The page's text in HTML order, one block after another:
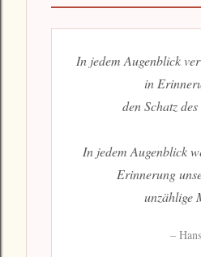
In jedem Augenblick
in
den Schatz
In jedem Augenblick
Erinnerung
unzählige
–